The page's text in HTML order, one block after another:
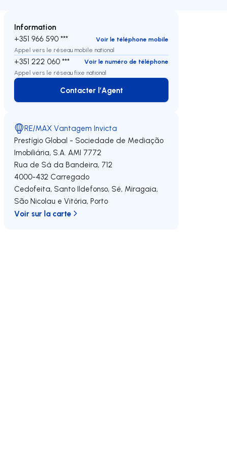
Information
+351 966 590 ***
Voir le téléphone mobile
Appel vers le réseau mobile national
+351 222 060 ***
Voir le numéro de téléphone
Appel vers le réseau fixe national
Contacter l’Agent
Contacter l’Agent
RE/MAX Vantagem Invicta
Prestígio Global - Sociedade de Mediação
Imobiliária, S.A. AMI 7772
Rua de Sá da Bandeira, 712
4000-432 Carregado
Cedofeita, Santo Ildefonso, Sé, Miragaia,
São Nicolau e Vitória,Porto
Voir sur la carte